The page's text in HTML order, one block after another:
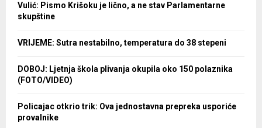
Vulić: Pismo Krišoku je lično, a ne stav Parlamentarne
skupštine
VRIJEME: Sutra nestabilno, temperatura do 38 stepeni
DOBOJ: Ljetnja škola plivanja okupila oko 150 polaznika
(FOTO/VIDEO)
Policajac otkrio trik: Ova jednostavna prepreka usporiće
provalnike